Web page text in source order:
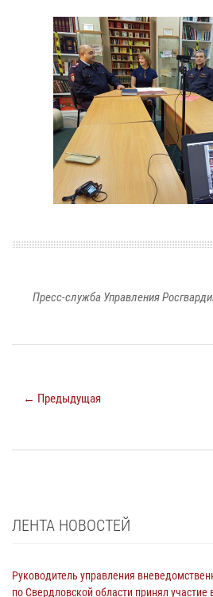
Пресс-служба Управления
← Предыдущая
ЛЕНТА НОВОСТЕЙ
Руководитель управления
по Свердловской области принял участие